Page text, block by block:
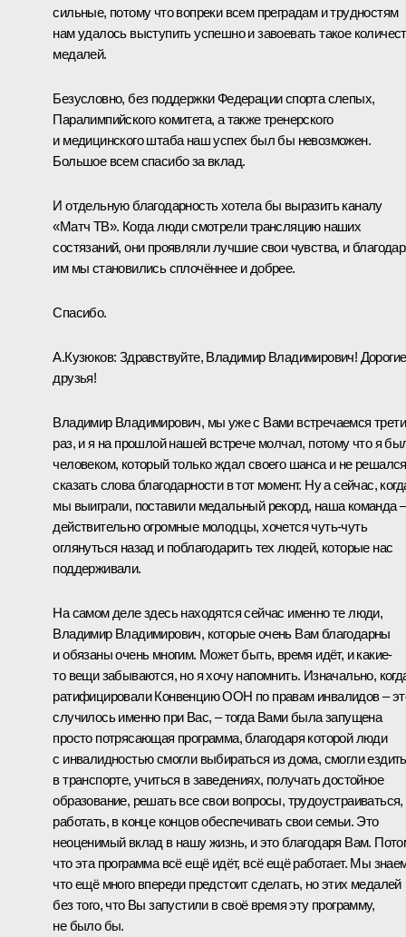
сильные, потому что вопреки всем преградам и трудностям
нам удалось выступить успешно и завоевать такое
медалей.
Безусловно, без поддержки Федерации спорта слепых,
Паралимпийского комитета, а также тренерского
и медицинского штаба наш успех был бы невозможен.
Большое всем спасибо за вклад.
И отдельную благодарность хотела бы выразить каналу
«Матч ТВ». Когда люди смотрели трансляцию наших
состязаний, они проявляли лучшие свои чувства, и
им мы становились сплочённее и добрее.
Спасибо.
А.Кузюков: Здравствуйте, Владимир Владимирович! Дорогие
друзья!
Владимир Владимирович, мы уже с Вами встречаемся
раз, и я на прошлой нашей встрече молчал, потому что я
человеком, который только ждал своего шанса и не решался
сказать слова благодарности в тот момент. Ну а сейчас,
мы выиграли, поставили медальный рекорд, наша команда –
действительно огромные молодцы, хочется чуть-чуть
оглянуться назад и поблагодарить тех людей, которые нас
поддерживали.
На самом деле здесь находятся сейчас именно те люди,
Владимир Владимирович, которые очень Вам благодарны
и обязаны очень многим. Может быть, время идёт, и какие-
то вещи забываются, но я хочу напомнить. Изначально,
ратифицировали Конвенцию ООН по правам инвалидов –
случилось именно при Вас, – тогда Вами была запущена
просто потрясающая программа, благодаря которой люди
с инвалидностью смогли выбираться из дома, смогли ездить
в транспорте, учиться в заведениях, получать достойное
образование, решать все свои вопросы, трудоустраиваться,
работать, в конце концов обеспечивать свои семьи. Это
неоценимый вклад в нашу жизнь, и это благодаря Вам.
что эта программа всё ещё идёт, всё ещё работает. Мы
что ещё много впереди предстоит сделать, но этих медалей
без того, что Вы запустили в своё время эту программу,
не было бы.